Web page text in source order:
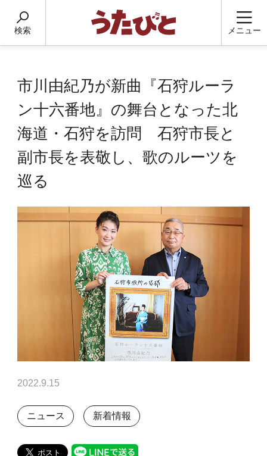
検索 メニュー
市川由紀乃が新曲『石狩ルーラ
ン十六番地』の舞台となった北
海道・石狩を訪問 石狩市長と
副市長を表敬し、歌のルーツを
巡る
2022.9.15
ニュース 新着情報